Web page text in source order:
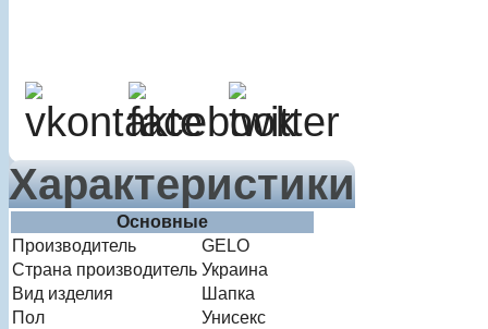
Характеристики
Основные
Производитель
GELO
Страна производитель Украина
Вид изделия
Шапка
Пол
Унисекс